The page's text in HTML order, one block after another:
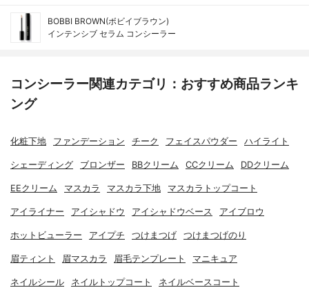
BOBBI BROWN(ボビイブラウン)
インテンシブ セラム コンシーラー
コンシーラー関連カテゴリ：おすすめ商品ランキ
ング
化粧下地 ファンデーション チーク フェイスパウダー ハイライト
シェーディング ブロンザー BBクリーム CCクリーム DDクリーム
EEクリーム マスカラ マスカラ下地 マスカラトップコート
アイライナー アイシャドウ アイシャドウベース アイブロウ
ホットビューラー アイプチ つけまつげ つけまつげのり
眉ティント 眉マスカラ 眉毛テンプレート マニキュア
ネイルシール ネイルトップコート ネイルベースコート